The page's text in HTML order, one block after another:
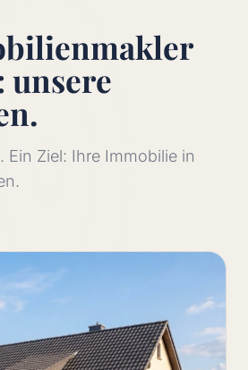
unsere
Ein Ziel: Ihre Immobilie in